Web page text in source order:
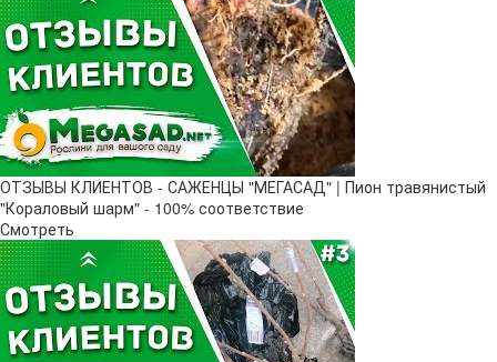
ОТЗЫВЫ КЛИЕНТОВ - САЖЕНЦЫ "МЕГАСАД" | Пион травянистый
"Кораловый шарм" - 100% соответствие
Смотреть